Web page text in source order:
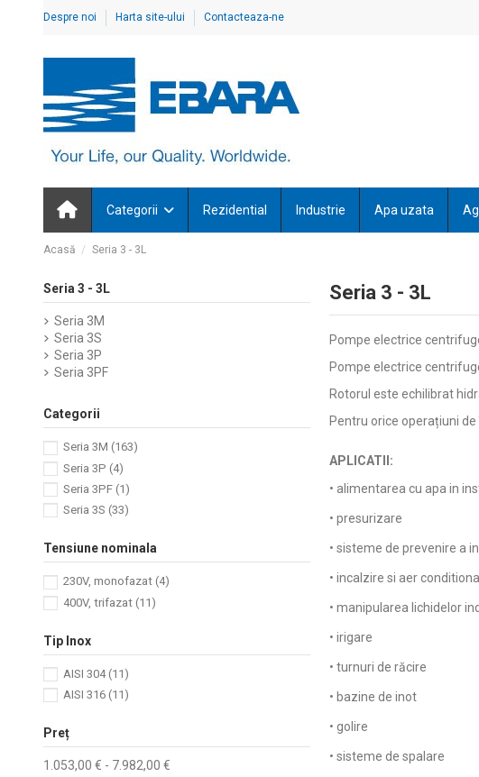
Despre noi Harta site-ului Contacteaza-ne
Categorii Rezidential Industrie Apa uzata
Acasă Seria 3 - 3L
Seria 3 - 3L
Pompe electrice
Pompe electrice
Rotorul este echilibrat
Pentru orice operațiuni
APLICATII:
• alimentarea cu apa in
• presurizare
• sisteme de prevenire a
• incalzire si aer
• manipularea lichidelor
• irigare
• turnuri de răcire
• bazine de inot
• golire
• sisteme de spalare
Seria 3 - 3L
Seria 3M
Seria 3S
Seria 3P
Seria 3PF
Categorii
Seria 3M (163)
Seria 3P (4)
Seria 3PF (1)
Seria 3S (33)
Tensiune nominala
230V, monofazat (4)
400V, trifazat (11)
Tip Inox
AISI 304(11)
AISI 316 (11)
Preț
1.053,00 € - 7.982,00 €